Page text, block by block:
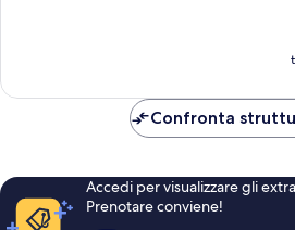
Confronta
Accedi per visualizzare gli
Prenotare conviene!